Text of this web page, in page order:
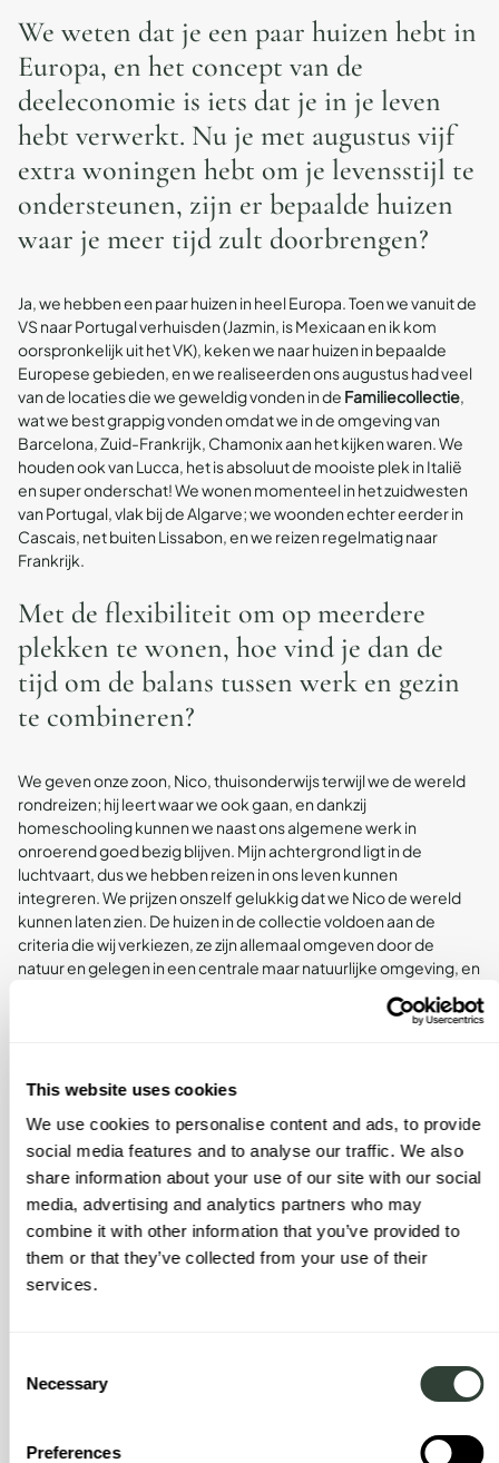
This website uses cookies
We use cookies to personalise content and ads, to provide
social media features and to analyse our traffic. We also
share information about your use of our site with our social
media, advertising and analytics partners who may
combine it with other information that you’ve provided to
them or that they’ve collected from your use of their
services.
Selection
Necessary
Preferences
We weten dat je een paar huizen hebt in
Europa, en het concept van de
deeleconomie is iets dat je in je leven
hebt verwerkt. Nu je met augustus vijf
extra woningen hebt om je levensstijl te
ondersteunen, zijn er bepaalde huizen
waar je meer tijd zult doorbrengen?
Ja, we hebben een paar huizen in heel Europa. Toen we vanuit de
VS naar Portugal verhuisden (Jazmin, is Mexicaan en ik kom
oorspronkelijk uit het VK), keken we naar huizen in bepaalde
Europese gebieden, en we realiseerden onsaugustushad veel
van de locaties die we geweldig vonden in de Familiecollectie,
wat we best grappig vonden omdat we in de omgeving van
Barcelona, Zuid-Frankrijk, Chamonix aan het kijken waren. We
houden ook van Lucca, het is absoluut de mooiste plek in Italië
en super onderschat! We wonen momenteel in het zuidwesten
van Portugal, vlak bij de Algarve; we woonden echter eerder in
Cascais, net buiten Lissabon, en we reizen regelmatig naar
Frankrijk.
Met de flexibiliteit om op meerdere
plekken te wonen, hoe vind je dan de
tijd om de balans tussen werk en gezin
te combineren?
We geven onze zoon, Nico, thuisonderwijs terwijl we de wereld
rondreizen; hij leert waar we ook gaan, en dankzij
homeschooling kunnen we naast ons algemene werk in
onroerend goed bezig blijven. Mijn achtergrond ligt in de
luchtvaart, dus we hebben reizen in ons leven kunnen
integreren. We prijzen onszelf gelukkig dat we Nico de wereld
kunnen laten zien. De huizen in de collectie voldoen aan de
criteria die wij verkiezen, ze zijn allemaal omgeven door de
natuur en gelegen in een centrale maar natuurlijke omgeving, en
concept van mede-eigendom, en na een
ontmoeting met August besefte u dat
wij het best pasten bij de levensstijl van
uw gezin. Wat dwong je om de vlucht te
nemen en naar August te gaan?
Het concept van
oplichting en het hoogwaardige timeshare-aanbod. Ze bieden
geen transparantie en de onnodige kosten van wat u koopt,
geregeld en het feit dat August geen eigenaar is van de